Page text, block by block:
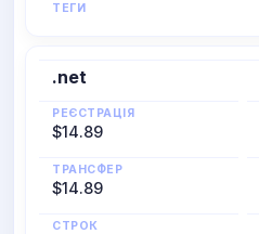
ТЕГИ
.net
РЕЄСТРАЦІЯ
$14.89
ТРАНСФЕР
$14.89
СТРОК